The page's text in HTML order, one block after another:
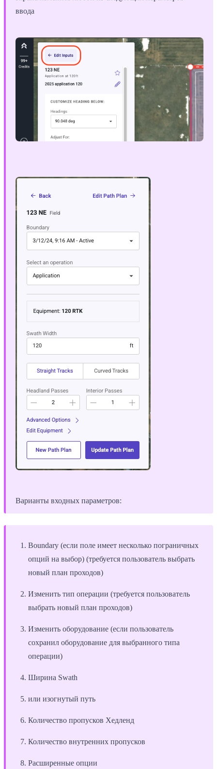
ввода
Варианты входных параметров:
Boundary (если поле имеет несколько пограничных
опций на выбор) (требуется пользователь выбрать
новый план проходов)
Изменить тип операции (требуется пользователь
выбрать новый план проходов)
Изменить оборудование (если пользователь
сохранил оборудование для выбранного типа
операции)
Ширина Swath
или изогнутый путь
Количество пропусков Хедленд
Количество внутренних пропусков
Расширенные опции